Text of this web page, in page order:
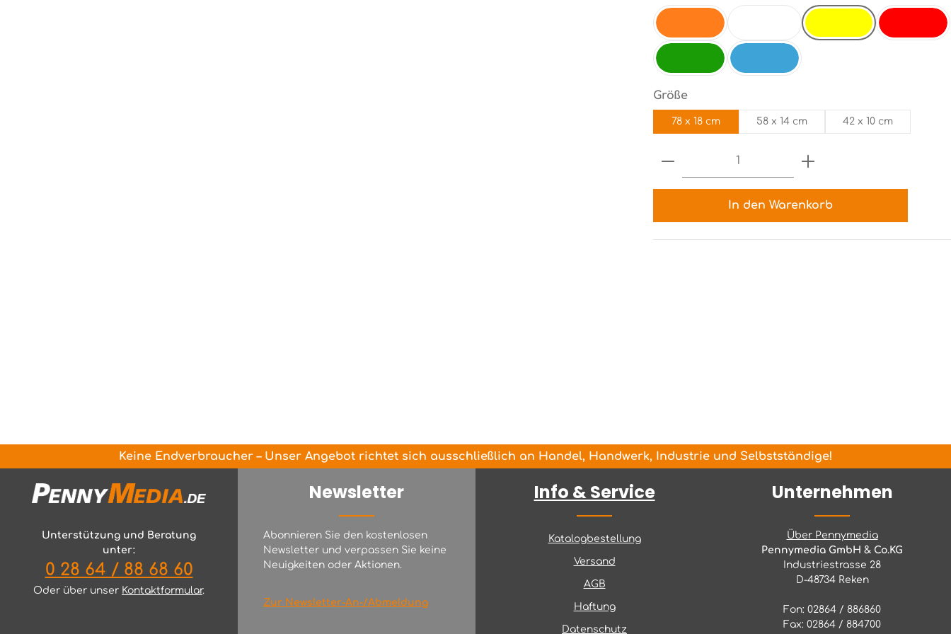
orange weiß
Größeauswählen
78 x 18 cm 58 x 14 cm 42 x 10 cm
Produkt Anzahl: Gib den
In den Warenkorb
Keine Endverbraucher – Unser Angebot richtet sich ausschließlich an Handel, Handwerk, Industrie und Selbstständige!
Unterstützung und Beratung
unter:
0 28 64 / 88 68 60
Oder über unser Kontaktformular.
Newsletter
Abonnieren Sie den kostenlosen
Newsletter und verpassen Sie keine
Neuigkeiten oder Aktionen.
Zur Newsletter-An-/Abmeldung
Info & Service
Katalogbestellung
Versand
AGB
Haftung
Datenschutz
Unternehmen
Über Pennymedia
Pennymedia GmbH & Co.KG
Industriestrasse 28
D-48734 Reken
Fon: 02864 / 886860
Fax: 02864 / 884700